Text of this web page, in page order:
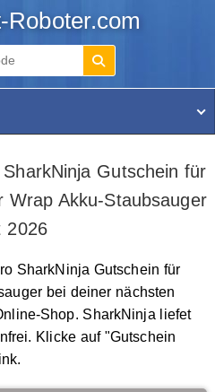
Roboter.com
Gutschein für
Wrap Akku-Staubsauger
2026
SharkNinja Gutschein für
bei deiner nächsten
Shop. SharkNinja liefet
Klicke auf "Gutschein